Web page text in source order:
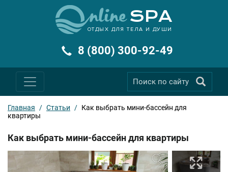
ОТДЫХ ДЛЯ ТЕЛА И ДУШИ
8 (800) 300-92-49
Главная / Статьи / Как выбрать мини-бассейн для
квартиры
Как выбрать мини-бассейн для квартиры